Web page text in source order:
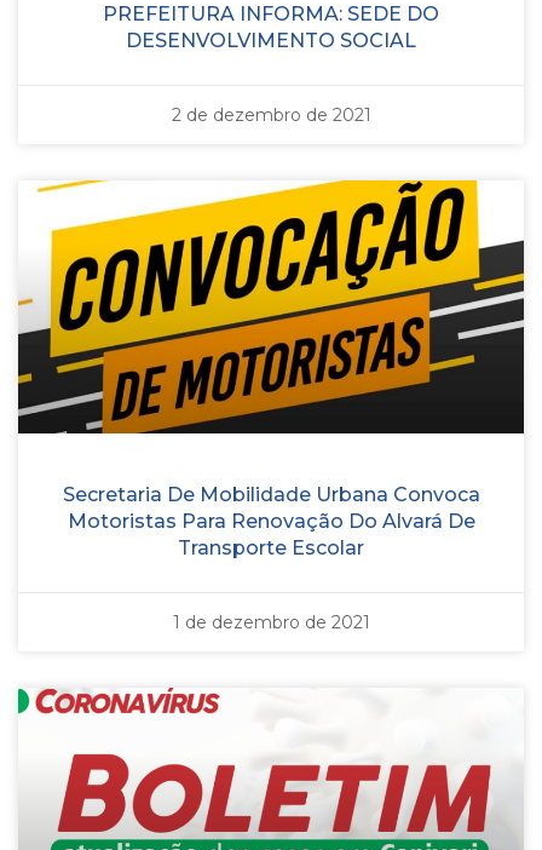
PREFEITURA INFORMA: SEDE DO
DESENVOLVIMENTO SOCIAL
2 de dezembro de 2021
Secretaria De Mobilidade Urbana Convoca
Motoristas Para Renovação Do Alvará De
Transporte Escolar
1 de dezembro de 2021